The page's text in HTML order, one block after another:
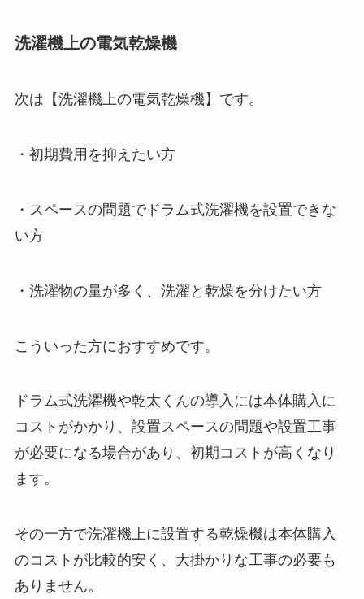
洗濯機上の電気乾燥機
次は【洗濯機上の電気乾燥機】です。
・初期費用を抑えたい方
・スペースの問題でドラム式洗濯機を設置できな
い方
・洗濯物の量が多く、洗濯と乾燥を分けたい方
こういった方におすすめです。
ドラム式洗濯機や乾太くんの導入には本体購入に
コストがかかり、設置スペースの問題や設置工事
が必要になる場合があり、初期コストが高くなり
ます。
その一方で洗濯機上に設置する乾燥機は本体購入
のコストが比較的安く、大掛かりな工事の必要も
ありません。